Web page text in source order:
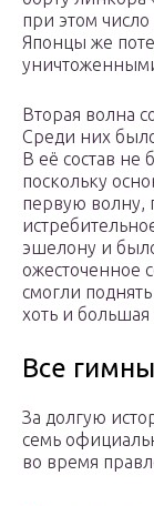
при этом
Японцы же
Вторая волна
Среди них
В её состав
поскольку
первую волну,
эшелону и
ожесточенное
смогли
хоть и
Все
За долгую
семь
во время